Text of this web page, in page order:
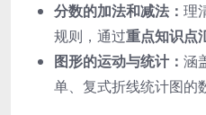
分数的加法和减法： 理
规则，通过重点知识点
图形的运动与统计： 涵
单、复式折线统计图的